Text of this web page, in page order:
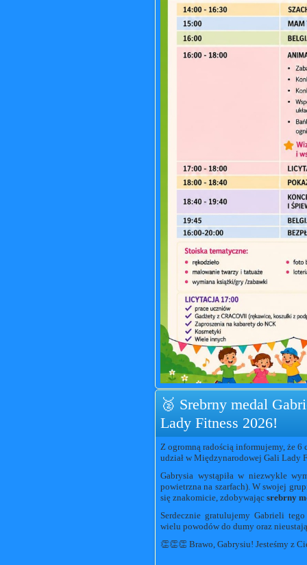
🥈 Srebrny medal
Lady Fitness 2026!
Z ogromną radością informujemy, że
udział w Międzynarodowej Gali Lady
Gabrysia wystąpiła w niezwykle
powietrzna na szarfach). W swojej
się znakomicie, zdobywając srebrny
Serdecznie gratulujemy Gabrieli
wielu powodów do dumy oraz
👏👏👏 Brawo, Gabrysiu! Jesteśmy z